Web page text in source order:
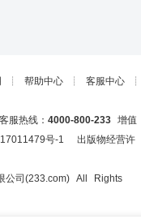
┊ 帮助中心 ┊ 客服中心 ┊
服热线： 4000-800-233增值
号-1
出版物经营许
公司(233.com)All Rights